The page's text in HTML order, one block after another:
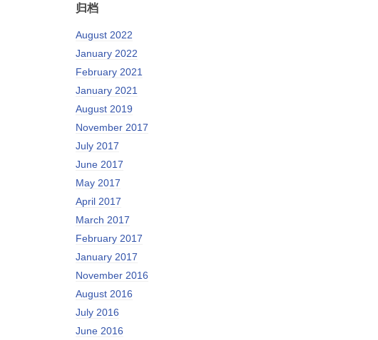
归档
August 2022
January 2022
February 2021
January 2021
August 2019
November 2017
July 2017
June 2017
May 2017
April 2017
March 2017
February 2017
January 2017
November 2016
August 2016
July 2016
June 2016